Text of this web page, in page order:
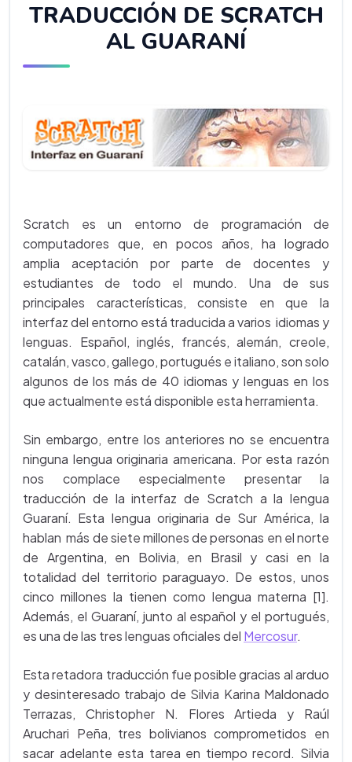
TRADUCCIÓN DE SCRATCH
AL GUARANÍ
Scratch es un entorno de programación de
computadores que, en pocos años, ha logrado
amplia aceptación por parte de docentes y
estudiantes de todo el mundo. Una de sus
principales características, consiste en que la
interfaz del entorno está traducida a varios idiomas y
lenguas. Español, inglés, francés, alemán, creole,
catalán, vasco, gallego, portugués e italiano, son solo
algunos de los más de 40 idiomas y lenguas en los
que actualmente está disponible esta herramienta.
Sin embargo, entre los anteriores no se encuentra
ninguna lengua originaria americana. Por esta razón
nos complace especialmente presentar la
traducción de la interfaz de Scratch a la lengua
Guaraní. Esta lengua originaria de Sur América, la
hablan más de siete millones de personas en el norte
de Argentina, en Bolivia, en Brasil y casi en la
totalidad del territorio paraguayo. De estos, unos
cinco millones la tienen como lengua materna [1].
Además, el Guaraní, junto al español y el portugués,
es una de las tres lenguas oficiales del Mercosur.
Esta retadora traducción fue posible gracias al arduo
y desinteresado trabajo de Silvia Karina Maldonado
Terrazas, Christopher N. Flores Artieda y Raúl
Aruchari Peña, tres bolivianos comprometidos en
sacar adelante esta tarea en tiempo record. Silvia